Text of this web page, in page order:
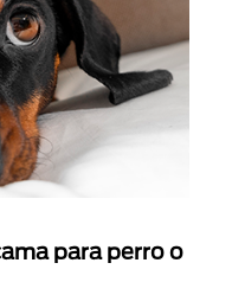
para perro o